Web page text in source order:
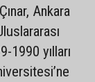
Ankara
1990 yılları